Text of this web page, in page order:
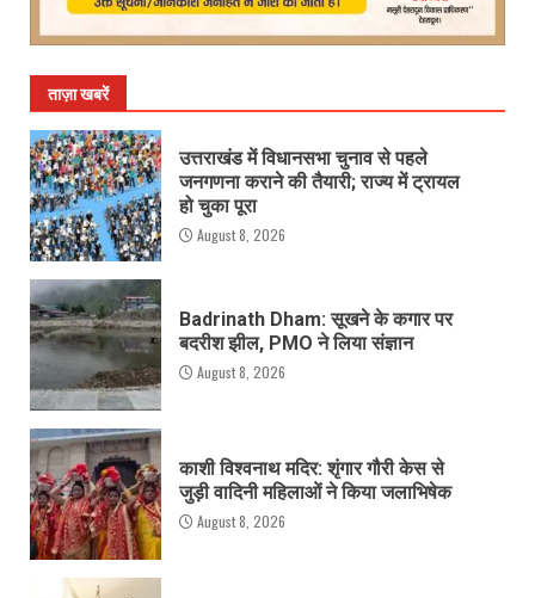
ताज़ा खबरें
उत्तराखंड में विधानसभा चुनाव से पहले
जनगणना कराने की तैयारी; राज्य में ट्रायल
हो चुका पूरा
August 8, 2026
Badrinath Dham: सूखने के कगार पर
बदरीश झील, PMO ने लिया संज्ञान
August 8, 2026
काशी विश्वनाथ मदिर: शृंगार गौरी केस से
जुड़ी वादिनी महिलाओं ने किया जलाभिषेक
August 8, 2026